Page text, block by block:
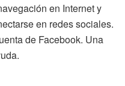
en Internet y
en redes sociales.
de Facebook. Una